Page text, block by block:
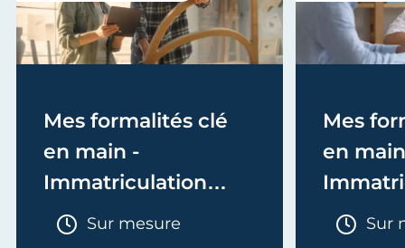
Mes formalités clé
en main -
Immatriculation
(EI/Micro-entreprise
Durée :
Sur mesure
Mes
en
Sur